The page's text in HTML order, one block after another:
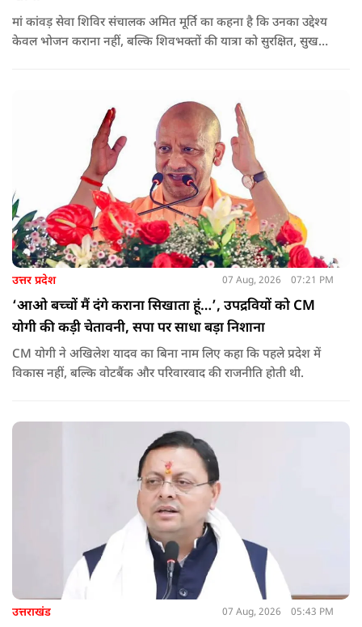
मां कांवड़ सेवा शिविर संचालक अमित मूर्ति का कहना है कि उनका उद्देश्य
केवल भोजन कराना नहीं, बल्कि शिवभक्तों की यात्रा को सुरक्षित, सुखद
उत्तर प्रदेश 07 Aug, 2026 07:21 PM
‘आओ बच्चों मैं दंगे कराना सिखाता हूं…’, उपद्रवियों को CM
योगी की कड़ी चेतावनी, सपा पर साधा बड़ा निशाना
CM योगी ने अखिलेश यादव का बिना नाम लिए कहा कि पहले प्रदेश में
विकास नहीं, बल्कि वोटबैंक और परिवारवाद की राजनीति होती थी.
उत्तराखंड 07 Aug, 2026 05:43 PM